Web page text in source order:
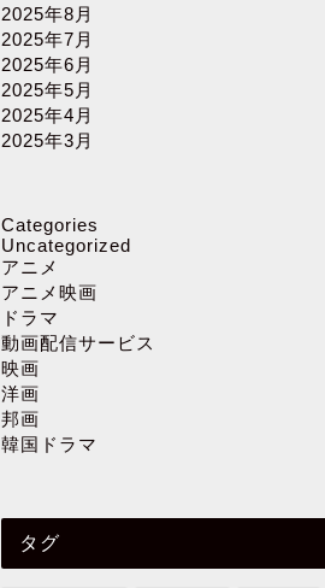
2025年8月
2025年7月
2025年6月
2025年5月
2025年4月
2025年3月
Categories
Uncategorized
アニメ
アニメ映画
ドラマ
動画配信サービス
映画
洋画
邦画
韓国ドラマ
タグ